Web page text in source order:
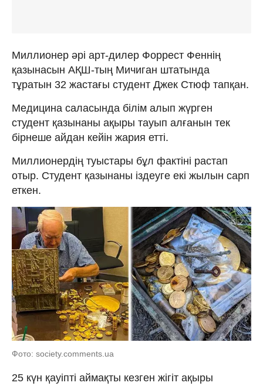
Миллионер әрі арт-дилер Форрест Феннің
қазынасын АҚШ-тың Мичиган штатында
тұратын 32 жастағы студент Джек Стюф тапқан.
Медицина саласында білім алып жүрген
студент қазынаны ақыры тауып алғанын тек
бірнеше айдан кейін жария етті.
Миллионердің туыстары бұл фактіні растап
отыр. Студент қазынаны іздеуге екі жылын сарп
еткен.
Фото: society.comments.ua
25 күн қауіпті аймақты кезген жігіт ақыры